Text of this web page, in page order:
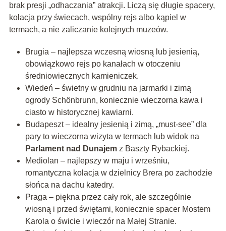
brak presji „odhaczania” atrakcji. Liczą się długie spacery,
kolacja przy świecach, wspólny rejs albo kąpiel w
termach, a nie zaliczanie kolejnych muzeów.
Brugia – najlepsza wczesną wiosną lub jesienią,
obowiązkowo rejs po kanałach w otoczeniu
średniowiecznych kamieniczek.
Wiedeń – świetny w grudniu na jarmarki i zimą
ogrody Schönbrunn, koniecznie wieczorna kawa i
ciasto w historycznej kawiarni.
Budapeszt – idealny jesienią i zimą, „must-see” dla
pary to wieczorna wizyta w termach lub widok na
Parlament nad Dunajemz Baszty Rybackiej.
Mediolan – najlepszy w maju i wrześniu,
romantyczna kolacja w dzielnicy Brera po zachodzie
słońca na dachu katedry.
Praga – piękna przez cały rok, ale szczególnie
wiosną i przed świętami, koniecznie spacer Mostem
Karola o świcie i wieczór na Małej Stranie.